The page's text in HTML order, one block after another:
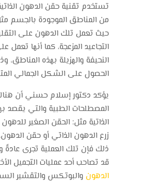
تستخدم تقنية حقن الدهون
من المناطق الموجودة بالجسم
حيث تعمل تلك الدهون على
التجاعيد المزعجة، كما أنها
النحيفة والهزيلة بهذه المناطق،
الحصول على الشكل الجمالي
يؤكد دكتور إسلام حسني أن
المصطلحات الطبية والتي يقصد
الذاتية مثل: الحقن الصغير
زرع الدهون الذاتي أو حقن
ذلك فإن تلك العملية تجرى عادةً
قد تصاحب أحد عمليات التجميل
الدهون والبوتكس والتقشير